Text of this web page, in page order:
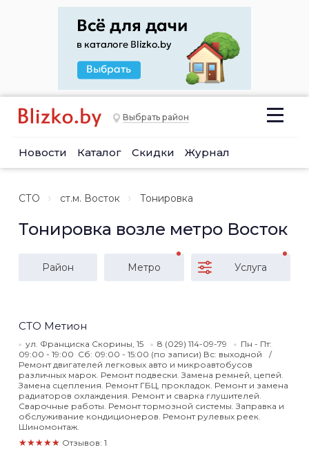
Выбрать район
Новости Каталог Скидки Журнал
СТО ст.м. Восток Тонировка
Тонировка возле метро Восток
Район Метро Услуга
СТО Метион
ул. Франциска Скорины, 15 8 (029) 114-09-79
Пн - Пт:
09:00 - 19:00 Сб: 09:00 - 15:00 (по записи) Вс: выходной
Ремонт двигателей легковых авто и микроавтобусов
различных марок. Ремонт подвески. Замена ремней, цепей.
Замена сцепления. Ремонт ГБЦ, прокладок. Ремонт и замена
радиаторов охлаждения. Ремонт и сварка глушителей.
Сварочные работы. Ремонт тормозной системы. Заправка и
обслуживание кондиционеров. Ремонт рулевых реек.
Шиномонтаж.
★★★★★ Отзывов: 1